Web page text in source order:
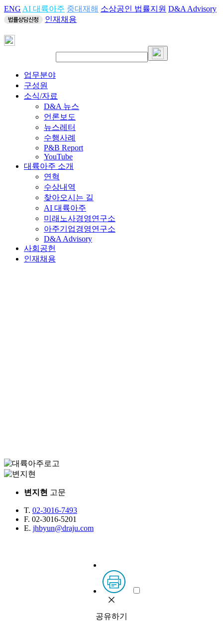
ENG AI 대륙아주 중대재해 소상공인 법률지원 D&A Advisory
인재채용
업무분야
구성원
소식/자료
D&A 뉴스
언론보도
뉴스레터
수행사례
P&B Report
YouTube
대륙아주 소개
연혁
수상내역
찾아오시는 길
AI 대륙아주
미래노사경영연구소
아주기업경영연구소
D&A Advisory
사회공헌
인재채용
변지현 고문
T. 02-3016-7493
F. 02-3016-5201
E. jhbyun@draju.com
공유하기